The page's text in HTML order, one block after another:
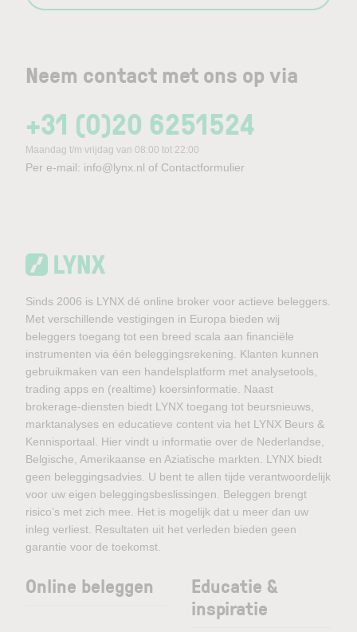
Neem contact met ons op via
+31 (0)20 6251524
Maandag t/m vrijdag van 08:00 tot 22:00
Per e-mail: info@lynx.nl of Contactformulier
Sinds 2006 is LYNX dé online broker voor actieve beleggers.
Met verschillende vestigingen in Europa bieden wij
beleggers toegang tot een breed scala aan financiële
instrumenten via één beleggingsrekening. Klanten kunnen
gebruikmaken van een handelsplatform met analysetools,
trading apps en (realtime) koersinformatie. Naast
brokerage-diensten biedt LYNX toegang tot beursnieuws,
marktanalyses en educatieve content via het LYNX Beurs &
Kennisportaal. Hier vindt u informatie over de Nederlandse,
Belgische, Amerikaanse en Aziatische markten. LYNX biedt
geen beleggingsadvies. U bent te allen tijde verantwoordelijk
voor uw eigen beleggingsbeslissingen. Beleggen brengt
risico’s met zich mee. Het is mogelijk dat u meer dan uw
inleg verliest. Resultaten uit het verleden bieden geen
garantie voor de toekomst.
Online beleggen
Educatie &
inspiratie